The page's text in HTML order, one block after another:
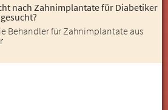
nach Zahnimplantate für Diabetiker
Behandler für Zahnimplantate aus